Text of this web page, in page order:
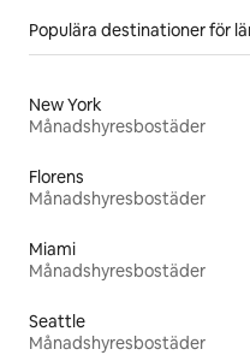
Populära destinationer för
New York
Månadshyresbostäder
Florens
Månadshyresbostäder
Miami
Månadshyresbostäder
Seattle
Månadshyresbostäder